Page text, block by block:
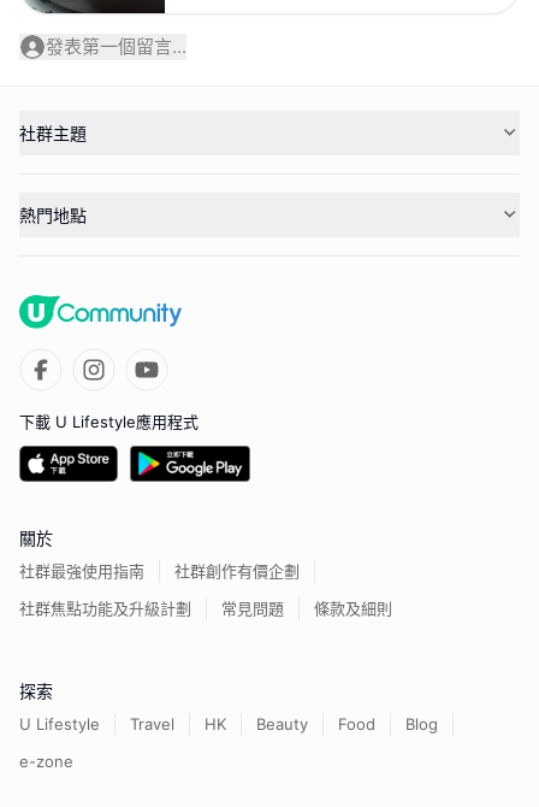
發表第一個留言...
社群主題
熱門地點
下載 U Lifestyle應用程式
關於
社群最強使用指南
社群創作有價企劃
社群焦點功能及升級計劃
常見問題 條款及細則
探索
U Lifestyle Travel HK Beauty Food
Blog
e-zone